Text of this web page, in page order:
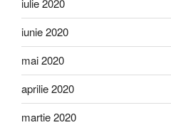
iulie 2020
iunie 2020
mai 2020
aprilie 2020
martie 2020